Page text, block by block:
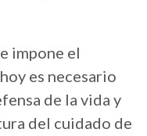
impone el
es necesario
de la vida y
del cuidado de